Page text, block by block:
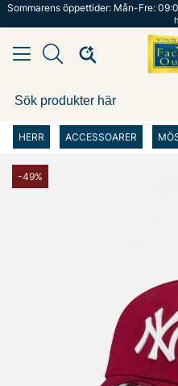
Sommarens öppettider: Mån-Fre:
HERR ACCESSOARER
-49%